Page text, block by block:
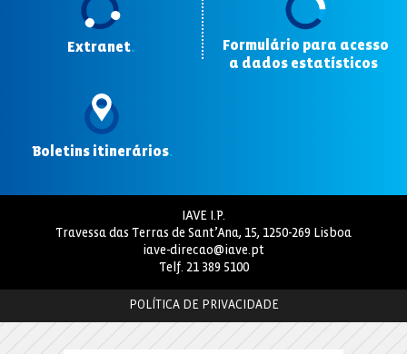
Extranet.
Formulário para acesso
a dados estatísticos
Boletins itinerários.
IAVE I.P.
Travessa das Terras de Sant’Ana, 15, 1250-269 Lisboa
iave-direcao@iave.pt
Telf. 21 389 5100
POLÍTICA DE PRIVACIDADE